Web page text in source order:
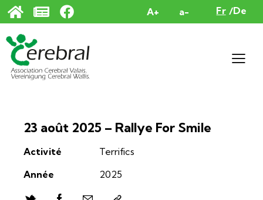
A+ a- Fr De
23 août 2025 – Rallye For Smile
Activité
Terrifics
Année
2025
Panneau de gestion des cookies